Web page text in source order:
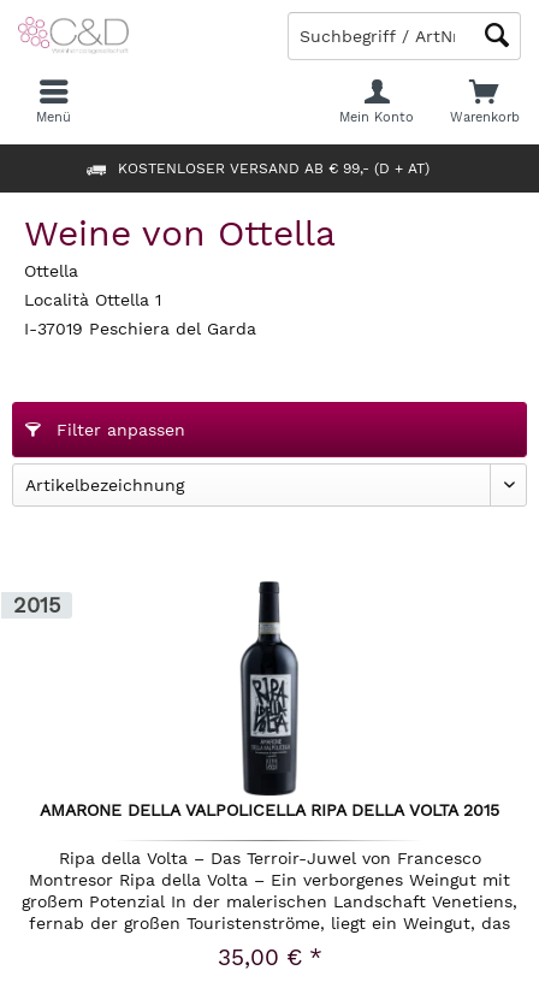
KOSTENLOSER VERSAND AB € 99,- (D + AT)
Warenkorb
Mein Konto
Menü
Weine von Ottella
Ottella
Località Ottella 1
I-37019 Peschiera del Garda
Filter anpassen
2015
AMARONE DELLA VALPOLICELLA RIPA DELLA VOLTA 2015
Ripa della Volta – Das Terroir-Juwel von Francesco
Montresor Ripa della Volta – Ein verborgenes Weingut mit
großem Potenzial In der malerischen Landschaft Venetiens,
fernab der großen Touristenströme, liegt ein Weingut, das
35,00 € *